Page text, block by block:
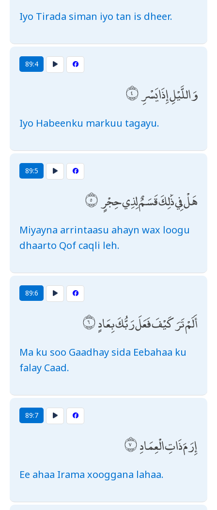
Iyo Tirada siman iyo tan is dheer.
89:4
وَاللَّيْلِ إِذَا يَسْرِ
Iyo Habeenku markuu tagayu.
89:5
هَلْ فِي ذَٰلِكَ قَسَمٌ لِذِي حِجْرٍ
Miyayna arrintaasu ahayn wax loogu
dhaarto Qof caqli leh.
89:6
أَلَمْ تَرَ كَيْفَ فَعَلَ رَبُّكَ بِعَادٍ
Ma ku soo Gaadhay sida Eebahaa ku
falay Caad.
89:7
إِرَمَ ذَاتِ الْعِمَادِ
Ee ahaa Irama xooggana lahaa.